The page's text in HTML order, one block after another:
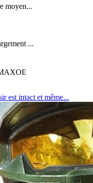
moyen...
...
est intact et même...